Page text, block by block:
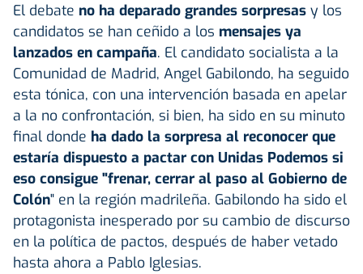
El debate no ha deparado grandes sorpresas y los
candidatos se han ceñido a los mensajes ya
lanzados en campaña. El candidato socialista a la
Comunidad de Madrid, Angel Gabilondo, ha seguido
esta tónica, con una intervención basada en apelar
a la no confrontación, si bien, ha sido en su minuto
final donde ha dado la sorpresa al reconocer que
estaría dispuesto a pactar con Unidas Podemos si
eso consigue "frenar, cerrar al paso al Gobierno de
Colón" en la región madrileña. Gabilondo ha sido el
protagonista inesperado por su cambio de discurso
en la política de pactos, después de haber vetado
hasta ahora a Pablo Iglesias.